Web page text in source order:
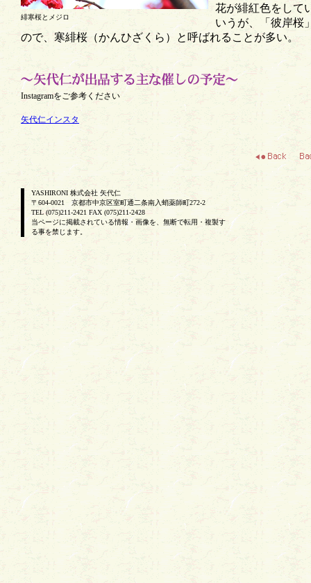
緋寒桜とメジロ
花が緋紅色をして
いうが、「彼岸桜
ので、寒緋桜（かんひざくら）と呼ばれることが多い。
Instagramをご参考ください
矢代仁インスタ
YASHIRONI 株式会社 矢代仁
〒604-0021 京都市中京区室町通二条南入蛸薬師町272-2
TEL (075)211-2421 FAX (075)211-2428
当ページに掲載されている情報・画像を、無断で転用・複製す
る事を禁じます。